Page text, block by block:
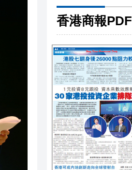
香港商報PDF